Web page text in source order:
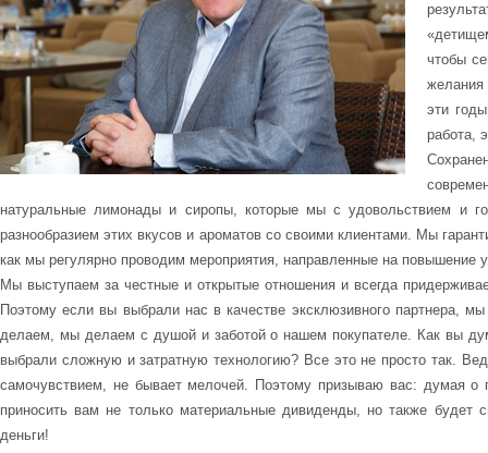
чтобы
желания
эти
работа,
натуральные лимонады и сиропы, которые мы с удовольствием и
разнообразием этих вкусов и ароматов со своими клиентами. Мы
как мы регулярно проводим мероприятия, направленные на повышение
Мы выступаем за честные и открытые отношения и всегда
Поэтому если вы выбрали нас в качестве эксклюзивного партнера,
делаем, мы делаем с душой и заботой о нашем покупателе. Как вы
выбрали сложную и затратную технологию? Все это не просто так.
самочувствием, не бывает мелочей. Поэтому призываю вас: думая о
приносить вам не только материальные дивиденды, но также будет
деньги!